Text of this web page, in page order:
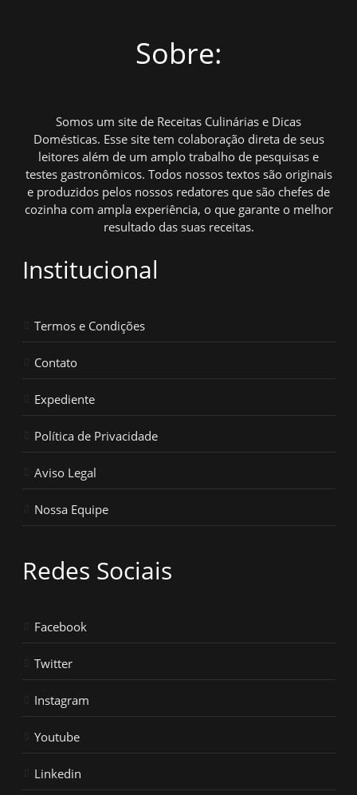
Sobre:
Somos um site de Receitas Culinárias e Dicas
Domésticas. Esse site tem colaboração direta de seus
leitores além de um amplo trabalho de pesquisas e
testes gastronômicos. Todos nossos textos são originais
e produzidos pelos nossos redatores que são chefes de
cozinha com ampla experiência, o que garante o melhor
resultado das suas receitas.
Institucional
Termos e Condições
Contato
Expediente
Política de Privacidade
Aviso Legal
Nossa Equipe
Redes Sociais
Facebook
Twitter
Instagram
Youtube
Linkedin